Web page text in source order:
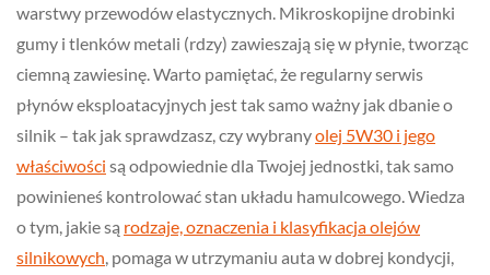
warstwy przewodów elastycznych. Mikroskopijne drobinki
gumy i tlenków metali (rdzy) zawieszają się w płynie, tworząc
ciemną zawiesinę. Warto pamiętać, że regularny serwis
płynów eksploatacyjnych jest tak samo ważny jak dbanie o
silnik – tak jak sprawdzasz, czy wybranyolej 5W30 i jego
właściwości są odpowiednie dla Twojej jednostki, tak samo
powinieneś kontrolować stan układu hamulcowego. Wiedza
o tym, jakie są rodzaje, oznaczenia i klasyfikacja olejów
silnikowych , pomaga w utrzymaniu auta w dobrej kondycji,